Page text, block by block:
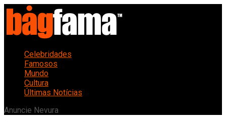
Celebridades
Famosos
Mundo
Cultura
Últimas Notícias
Anuncie Nevura